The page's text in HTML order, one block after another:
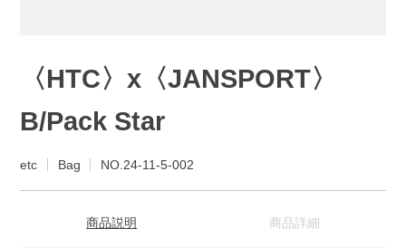
〈HTC〉x〈JANSPORT〉
B/Pack Star
etc Bag NO.24-11-5-002
商品説明 商品詳細